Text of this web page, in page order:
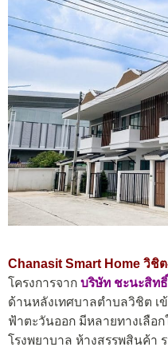
Chanasit Smart Home วิชิต
โครงการจาก บริษัท ชะนะสิทธิ์
ด้านหลังเทศบาลตำบลวิชิต เ
ฟ้าตะวันออก มีหลายทางเลือก
โรงพยาบาล ห้างสรรพสินค้า